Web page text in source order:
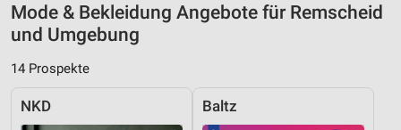
Mode & Bekleidung Angebote für Remscheid
und Umgebung
14 Prospekte
NKD Baltz